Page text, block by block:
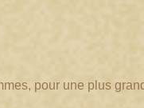
pour une plus